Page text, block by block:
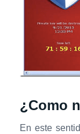
¿Como
En este